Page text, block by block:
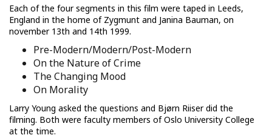
Each of the four segments in this film were taped in Leeds,
England in the home of Zygmunt and Janina Bauman, on
november 13th and 14th 1999.
Pre-Modern/Modern/Post-Modern
On the Nature of Crime
The Changing Mood
On Morality
Larry Young asked the questions and Bjørn Riiser did the
filming. Both were faculty members of Oslo University College
at the time.